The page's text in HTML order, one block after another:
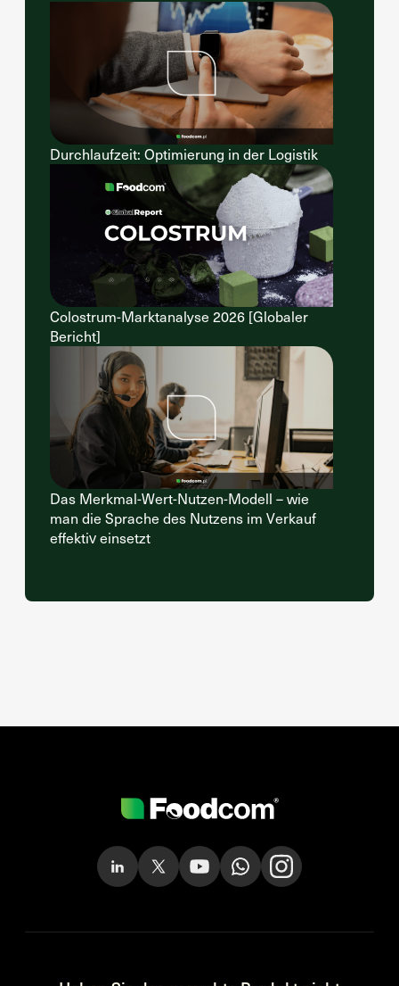
Durchlaufzeit: Optimierung in der Logistik
Colostrum-Marktanalyse 2026 [Globaler
Bericht]
Das Merkmal-Wert-Nutzen-Modell – wie
man die Sprache des Nutzens im Verkauf
effektiv einsetzt